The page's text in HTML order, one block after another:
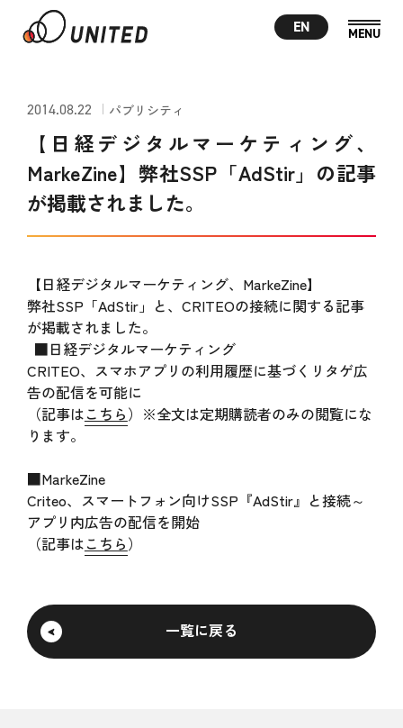
EN
2014.08.22 パブリシティ
【日経デジタルマーケティング、
MarkeZine】弊社SSP「AdStir」の記事
が掲載されました。
【日経デジタルマーケティング、MarkeZine】
弊社SSP「AdStir」と、CRITEOの接続に関する記事
が掲載されました。
■日経デジタルマーケティング
CRITEO、スマホアプリの利用履歴に基づくリタゲ広
告の配信を可能に
（記事はこちら）※全文は定期購読者のみの閲覧にな
ります。
■MarkeZine
Criteo、スマートフォン向けSSP『AdStir』と接続～
アプリ内広告の配信を開始
（記事はこちら）
一覧に戻る